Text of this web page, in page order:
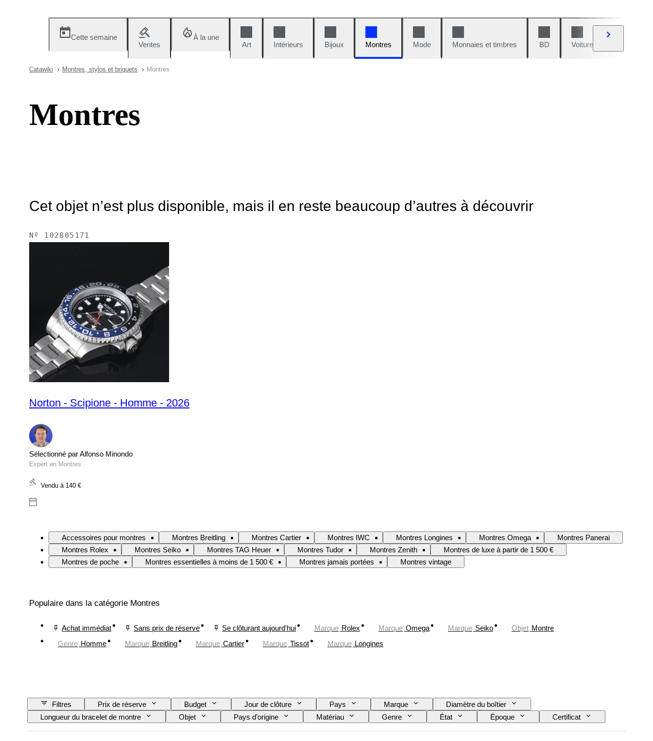
Cette semaine
Ventes
À la une
Art
Intérieurs Bijoux Montres Mode Monnaies et timbres BD Voitures et motos
Catawiki Montres, stylos et briquets Montres
Montres
Cet objet n’est plus disponible, mais il en reste beaucoup d’autres à découvrir
Nº 102805171
Norton - Scipione - Homme - 2026
Sélectionné par Alfonso Minondo
Expert en Montres
Vendu à 140 €
Accessoires pour montres Montres Breitling Montres Cartier Montres IWC Montres Longines Montres Omega
Montres Panerai
Montres Rolex
Montres Seiko Montres TAG Heuer Montres Tudor Montres Zenith
Montres de luxe à partir de 1 500 €
Montres de poche
Montres essentielles à moins de 1 500 € Montres jamais portées Montres vintage
Populaire dans la catégorie Montres
Achat immédiat Sans prix de réserve Se clôturant aujourd'hui Marque Rolex Marque Omega Marque Seiko Objet Montre
Genre Homme Marque Breitling Marque Cartier Marque Tissot Marque Longines
Filtres Prix de réserve Budget Jour de clôture Pays Marque
Diamètre du boîtier
Longueur du bracelet de montre
Objet Pays d’origine Matériau Genre État Époque
Certificat
Thème
Édition Langue Couleur Mouvement de montre Matériau du bracelet de montre
Époque